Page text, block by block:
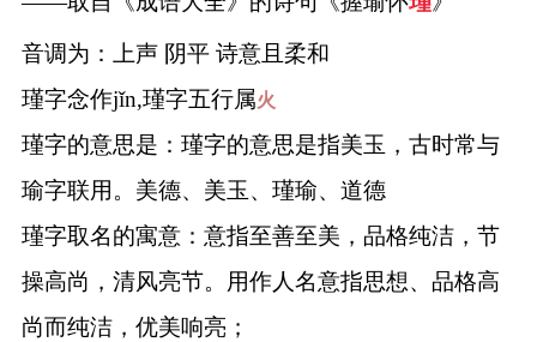
音调为：上声 阴平 诗意且柔和
瑾字念作jǐn,瑾字五行属火
瑾字的意思是：瑾字的意思是指美玉，古时常与
瑜字联用。美德、美玉、瑾瑜、道德
瑾字取名的寓意：意指至善至美，品格纯洁，节
操高尚，清风亮节。用作人名意指思想、品格高
尚而纯洁，优美响亮；